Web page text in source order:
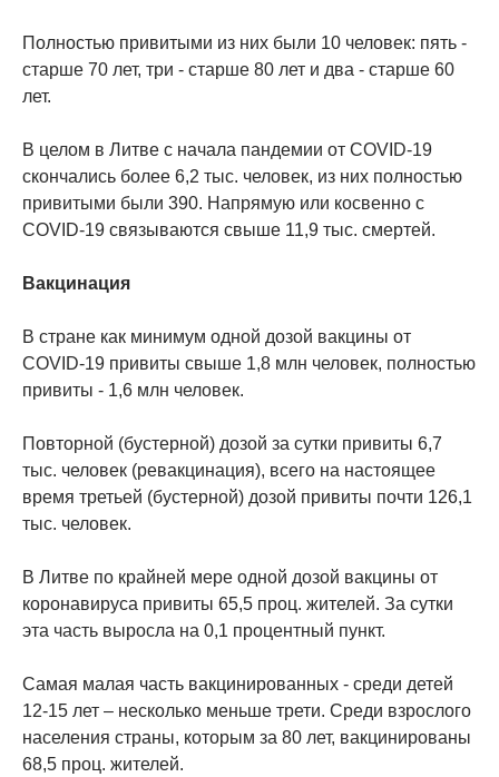
Полностью привитыми из них были 10 человек: пять -
старше 70 лет, три - старше 80 лет и два - старше 60
лет.
В целом в Литве с начала пандемии от COVID-19
скончались более 6,2 тыс. человек, из них полностью
привитыми были 390. Напрямую или косвенно с
COVID-19 связываются свыше 11,9 тыс. смертей.
Вакцинация
В стране как минимум одной дозой вакцины от
COVID-19 привиты свыше 1,8 млн человек, полностью
привиты - 1,6 млн человек.
Повторной (бустерной) дозой за сутки привиты 6,7
тыс. человек (ревакцинация), всего на настоящее
время третьей (бустерной) дозой привиты почти 126,1
тыс. человек.
В Литве по крайней мере одной дозой вакцины от
коронавируса привиты 65,5 проц. жителей. За сутки
эта часть выросла на 0,1 процентный пункт.
Самая малая часть вакцинированных - среди детей
12-15 лет – несколько меньше трети. Среди взрослого
населения страны, которым за 80 лет, вакцинированы
68,5 проц. жителей.